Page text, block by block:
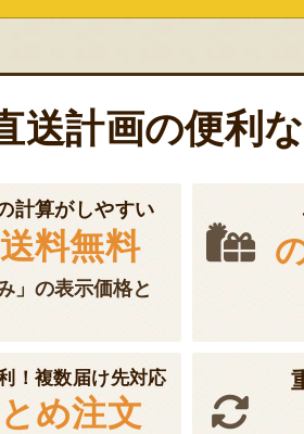
送計画の便利
計算がしやすい
料無料
」の表示価格と
！複数届け先対応
め注文